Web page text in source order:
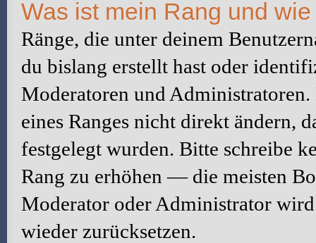
Was ist mein Rang und
Ränge, die unter deinem
du bislang erstellt hast oder
Moderatoren und
eines Ranges nicht direkt ändern,
festgelegt wurden. Bitte schreibe
Rang zu erhöhen — die meisten
Moderator oder Administrator
wieder zurücksetzen.